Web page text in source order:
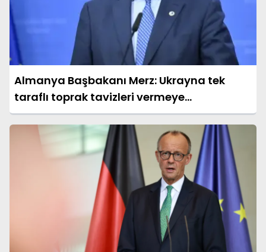
Almanya Başbakanı Merz: Ukrayna tek
taraflı toprak tavizleri vermeye
zorlanmamalı